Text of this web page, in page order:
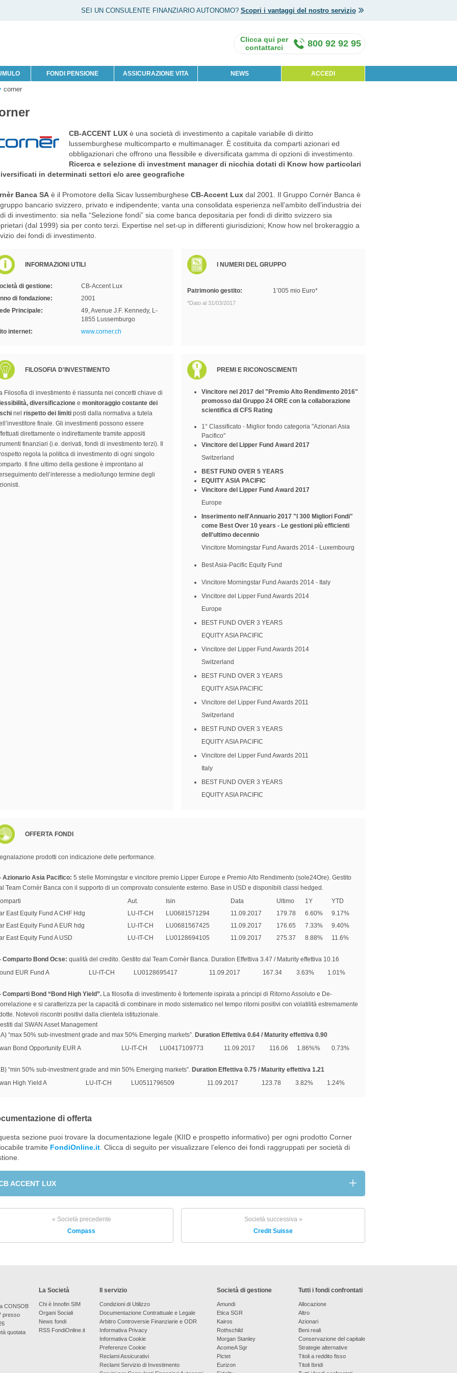
SEI UN CONSULENTE FINANZIARIO AUTONOMO? Scopri i vantaggi del nostro servizio
FONDI PENSIONE ASSICURAZIONE VITA NEWS ACCEDI
800 92 92 95
corner
CB-ACCENT LUXè una società di investimento a capitale variabile di diritto
lussemburghese multicomparto e multimanager. È costituita da comparti azionari ed
obbligazionari che offrono una flessibile e diversificata gamma di opzioni di investimento.
Ricerca e selezione di investment manager di nicchia dotati di Know how particolari
in determinati settori e/o aree geografiche
Banca SAè il Promotore della Sicav lussemburghese CB-Accent Luxdal 2001. Il Gruppo Cornèr Banca è
bancario svizzero, privato e indipendente; vanta una consolidata esperienza nell’ambito dell’industria dei
di investimento: sia nella “Selezione fondi” sia come banca depositaria per fondi di diritto svizzero sia
(dal 1999) sia per conto terzi. Expertise nel set-up in differenti giurisdizioni; Know how nel brokeraggio a
dei fondi di investimento.
INFORMAZIONI UTILI
di gestione:
CB-Accent Lux
di fondazione:
2001
Principale:
49, Avenue J.F. Kennedy, L-
1855 Lussemburgo
internet:
www.corner.ch
I NUMERI DEL GRUPPO
Patrimonio gestito: 1’005 mio Euro*
*Dato al 31/03/2017
FILOSOFIA D'INVESTIMENTO
Filosofia di investimento è riassunta nei concetti chiave di
diversificazione emonitoraggio costante dei
nelrispetto dei limiti posti dalla normativa a tutela
finale. Gli investimenti possono essere
direttamente o indirettamente tramite appositi
finanziari (i.e. derivati, fondi di investimento terzi). Il
regola la politica di investimento di ogni singolo
Il fine ultimo della gestione è improntano al
dell’interesse a medio/lungo termine degli
PREMI E RICONOSCIMENTI
Vincitore nel 2017 del "Premio Alto Rendimento 2016"
promosso dal Gruppo 24 ORE con la collaborazione
scientifica di CFS Rating
1° Classificato - Miglior fondo categoria "Azionari Asia
Pacifico"
Vincitore del Lipper Fund Award 2017
Switzerland
BEST FUND OVER 5 YEARS
EQUITY ASIA PACIFIC
Vincitore del Lipper Fund Award 2017
Europe
Inserimento nell'Annuario 2017 "I 300 Migliori Fondi"
come Best Over 10 years - Le gestioni più efficienti
dell'ultimo decennio
Vincitore Morningstar Fund Awards 2014 - Luxembourg
Best Asia-Pacific Equity Fund
Vincitore Morningstar Fund Awards 2014 - Italy
Vincitore del Lipper Fund Awards 2014
Europe
BEST FUND OVER 3 YEARS
EQUITY ASIA PACIFIC
Vincitore del Lipper Fund Awards 2014
Switzerland
BEST FUND OVER 3 YEARS
EQUITY ASIA PACIFIC
Vincitore del Lipper Fund Awards 2011
Switzerland
BEST FUND OVER 3 YEARS
EQUITY ASIA PACIFIC
Vincitore del Lipper Fund Awards 2011
Italy
BEST FUND OVER 3 YEARS
EQUITY ASIA PACIFIC
OFFERTA FONDI
prodotti con indicazione delle performance.
Azionario Asia Pacifico: 5 stelle Morningstar e vincitore premio Lipper Europe e Premio Alto Rendimento (sole24Ore). Gestito
Team Cornèr Banca con il supporto di un comprovato consulente esterno. Base in USD e disponibili classi hedged.
Aut. Isin Data Ultimo 1Y
YTD
East Equity Fund A CHF Hdg
LU-IT-CH LU0681571294 11.09.2017 179.78 6.60%
9.17%
East Equity Fund A EUR hdg
LU-IT-CH LU0681567425 11.09.2017 176.65 7.33%
9.40%
East Equity Fund A USD
LU-IT-CH LU0128694105 11.09.2017 275.37 8.88% 11.6%
Comparto Bond Ocse: qualità del credito. Gestito dal Team Cornèr Banca. Duration Effettiva 3.47 / Maturity effettiva 10.16
EUR Fund A
LU-IT-CH LU0128695417 11.09.2017 167.34 3.63% 1.01%
Comparti Bond “Bond High Yield”. La filosofia di investimento è fortemente ispirata a principi di Ritorno Assoluto e De-
e si caratterizza per la capacità di combinare in modo sistematico nel tempo ritorni positivi con volatilità estremamente
Notevoli riscontri positivi dalla clientela istituzionale.
dal SWAN Asset Management
“max 50% sub-investment grade and max 50% Emerging markets”.Duration Effettiva 0.64 / Maturity effettiva 0.90
Bond Opportunity EUR A
LU-IT-CH LU0417109773 11.09.2017 116.06 1.86%% 0.73%
“min 50% sub-investment grade and min 50% Emerging markets”.Duration Effettiva 0.75 / Maturity effettiva 1.21
High Yield A
LU-IT-CH LU0511796509 11.09.2017 123.78 3.82% 1.24%
di offerta
sezione puoi trovare la documentazione legale (KIID e prospetto informativo) per ogni prodotto Corner
tramite FondiOnline.it. Clicca di seguito per visualizzare l’elenco dei fondi raggruppati per società di
ACCENT LUX
« Società precedente
Compass
Società successiva »
Credit Suisse
La Società
Chi è Innofin SIM
Organi Sociali
News fondi
RSS FondiOnline.it
Il servizio
Condizioni di Utilizzo
Documentazione Contrattuale e Legale
Arbitro Controversie Finanziarie e ODR
Informativa Privacy
Informativa Cookie
Preferenze Cookie
Reclami Assicurativi
Reclami Servizio di Investimento
Società di gestione
Amundi
Etica SGR
Kairos
Rothschild
Morgan Stanley
AcomeA Sgr
Pictet
Eurizon
Tutti i fondi confrontati
Allocazione
Altro
Azionari
Beni reali
Conservazione del capitale
Strategie alternative
Titoli a reddito fisso
Titoli Ibridi
CONSOB
presso
quotata